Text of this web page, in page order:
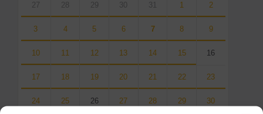
calendar
days
27 28 29 30 31 1 2
3 4 5 6 7 8 9
10 11 12 13 14 15 16
17 18 19 20 21 22 23
24 25 26 27 28 29 30